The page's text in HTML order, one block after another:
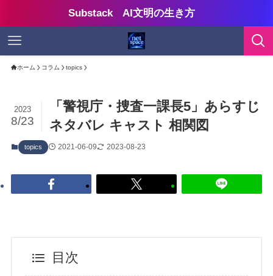
Substack AI文明の生き方
ホーム コラム topics
「警視庁・捜査一課長5」あらすじ
ネタバレ キャスト 相関図
2023
8/23
topics 2021-06-09 2023-08-23
目次